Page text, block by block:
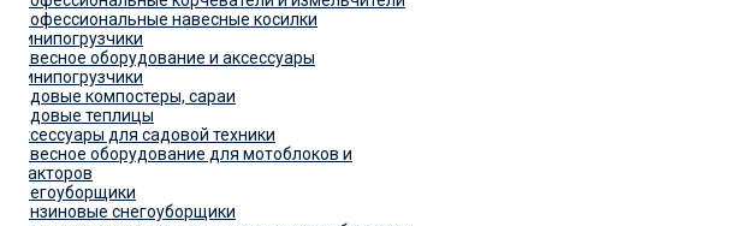
Профессиональные навесные косилки
Минипогрузчики
Навесное оборудование и аксессуары
Минипогрузчики
Садовые компостеры, сараи
Садовые теплицы
Аксессуары для садовой техники
Навесное оборудование для мотоблоков и
тракторов
Снегоуборщики
Бензиновые снегоуборщики